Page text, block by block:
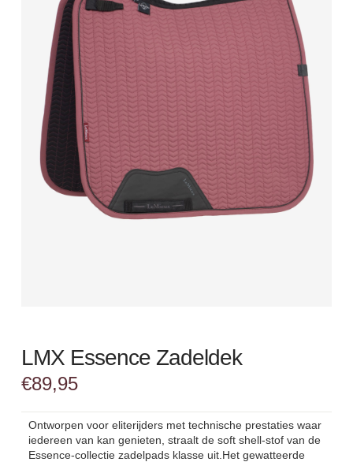
LMX Essence Zadeldek
€89,95
Ontworpen voor eliterijders met technische prestaties waar
iedereen van kan genieten, straalt de soft shell-stof van de
Essence-collectie zadelpads klasse uit.Het gewatteerde